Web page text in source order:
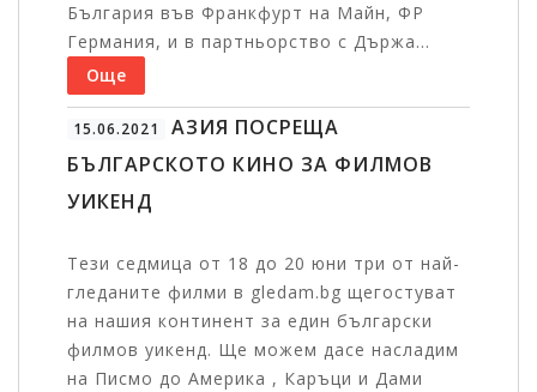
България във Франкфурт на Майн, ФР
Германия, и в партньорство с Държа...
Още
15.06.2021
АЗИЯ ПОСРЕЩА
БЪЛГАРСКОТО КИНО ЗА ФИЛМОВ
УИКЕНД
Тези седмица от 18 до 20 юни три от най-
гледаните филми в gledam.bg щегостуват
на нашия континент за един български
филмов уикенд. Ще можем дасе насладим
на Писмо до Америка , Каръци и Дами